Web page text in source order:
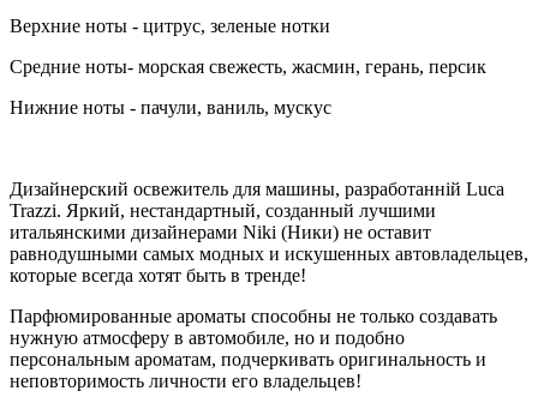
Верхние ноты - цитрус, зеленые нотки
Средние ноты- морская свежесть, жасмин, герань, персик
Нижние ноты - пачули, ваниль, мускус
Дизайнерский освежитель для машины, разработанній Luca
Trazzi. Яркий, нестандартный, созданный лучшими
итальянскими дизайнерами Niki (Ники) не оставит
равнодушными самых модных и искушенных автовладельцев,
которые всегда хотят быть в тренде!
Парфюмированные ароматы способны не только создавать
нужную атмосферу в автомобиле, но и подобно
персональным ароматам, подчеркивать оригинальность и
неповторимость личности его владельцев!